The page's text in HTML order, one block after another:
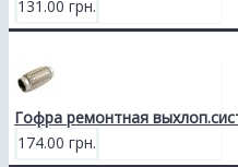
131.00 грн.
Гофра ремонтная
174.00 грн.